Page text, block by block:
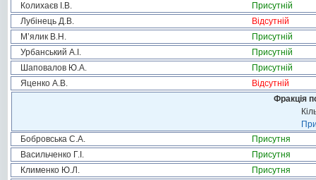
Колихаєв І.В.
Присутній
Лубінець Д.В.
Відсутній
М’ялик В.Н.
Присутній
Урбанський А.І.
Присутній
Шаповалов Ю.А.
Присутній
Яценко А.В.
Відсутній
Фракція
Бобровська С.А.
Присутня
Васильченко Г.І.
Присутня
Клименко Ю.Л.
Присутня